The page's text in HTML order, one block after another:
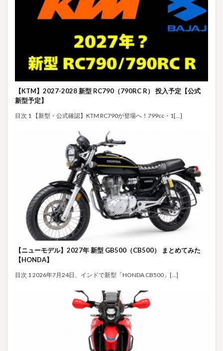
【KTM】2027-2028 新型 RC790（790RC R） 投入予定【公式
新型予定】
目次 1 【新型・公式確認】KTM RC790が登場へ！799cc・1[…]
【ニューモデル】2027年 新型 GB500（CB500） まとめてみた
【HONDA】
目次 1 2026年7月24日、インドで新型「HONDA CB500」[…]